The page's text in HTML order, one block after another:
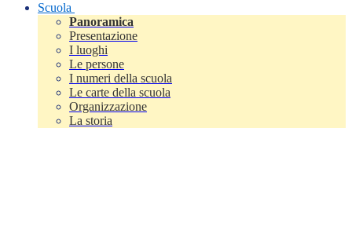
Scuola
Panoramica
Presentazione
I luoghi
Le persone
I numeri della scuola
Le carte della scuola
Organizzazione
La storia